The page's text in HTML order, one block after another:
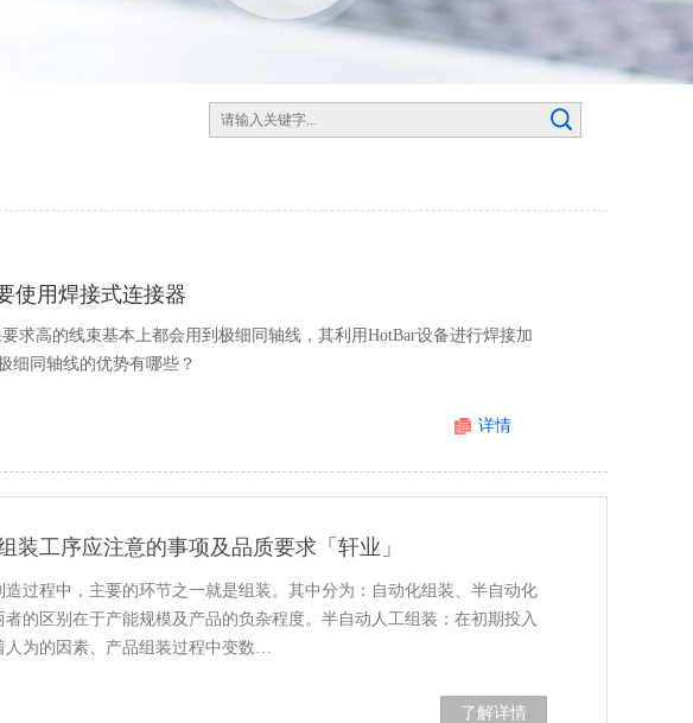
使用焊接式连接器
求高的线束基本上都会用到极细同轴线，其利用HotBar设备进行焊接加
细同轴线的优势有哪些？
详情
装工序应注意的事项及品质要求「轩业」
造过程中，主要的环节之一就是组装。其中分为：自动化组装、半自动化
者的区别在于产能规模及产品的负杂程度。半自动人工组装：在初期投入
人为的因素、产品组装过程中变数…
了解详情